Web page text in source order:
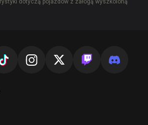
dotyczą pojazdów z załogą wyszkoloną